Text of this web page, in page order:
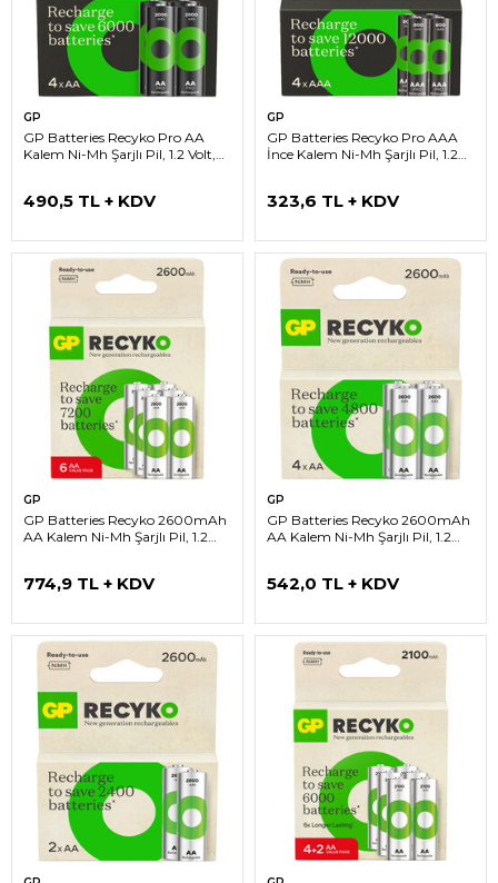
GP
GP Batteries Recyko Pro AA
Kalem Ni-Mh Şarjlı Pil, 1.2 Volt,
490,5 TL + KDV
GP
GP Batteries Recyko Pro AAA
İnce Kalem Ni-Mh Şarjlı Pil, 1.2
323,6 TL + KDV
GP
GP Batteries Recyko 2600mAh
AA Kalem Ni-Mh Şarjlı Pil, 1.2
774,9 TL + KDV
GP
GP Batteries Recyko 2600mAh
AA Kalem Ni-Mh Şarjlı Pil, 1.2
542,0 TL + KDV